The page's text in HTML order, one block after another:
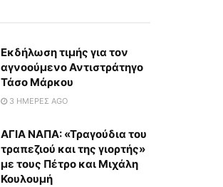
Εκδήλωση τιμής για τον
αγνοούμενο Αντιστράτηγο
Τάσο Μάρκου
3 ΗΜΈΡΕΣ AGO
ΑΓΙΑ ΝΑΠΑ: «Τραγούδια του
τραπεζιού και της γιορτής»
με τους Πέτρο και Μιχάλη
Κουλουμή